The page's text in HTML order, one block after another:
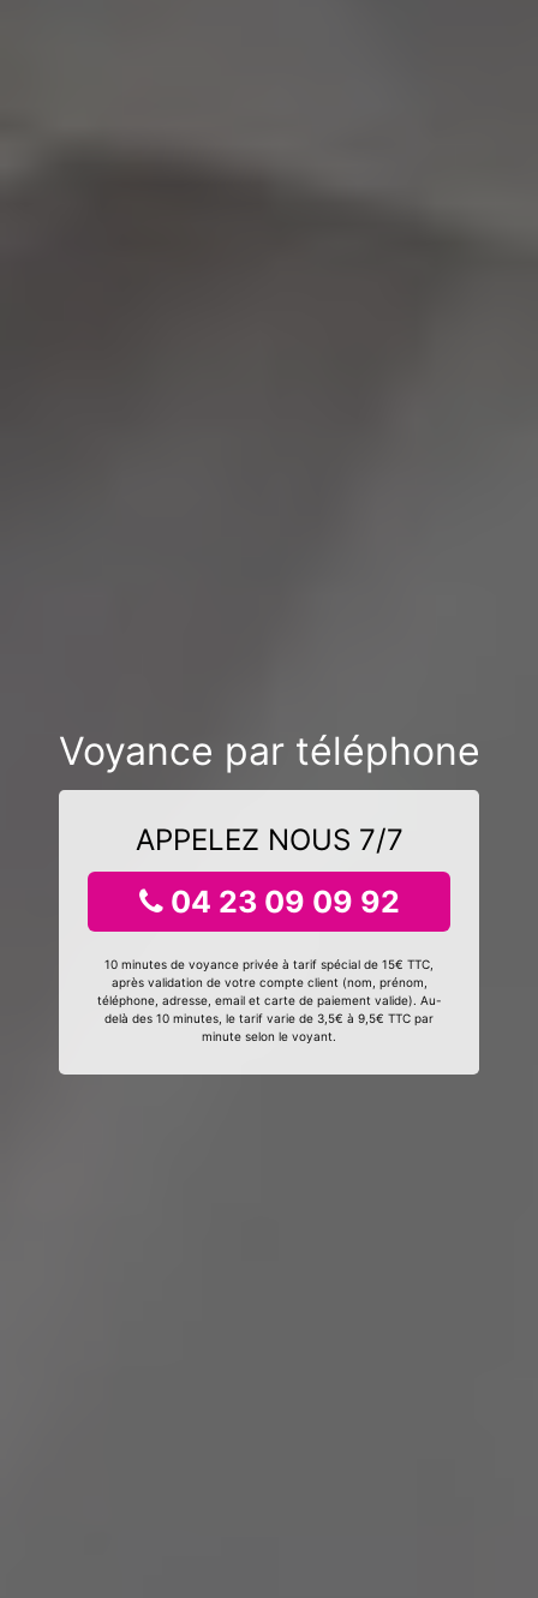
Voyance par téléphone
APPELEZ NOUS 7/7
04 23 09 09 92
10 minutes de voyance privée à tarif spécial de 15€ TTC,
après validation de votre compte client (nom, prénom,
téléphone, adresse, email et carte de paiement valide). Au-
delà des 10 minutes, le tarif varie de 3,5€ à 9,5€ TTC par
minute selon le voyant.